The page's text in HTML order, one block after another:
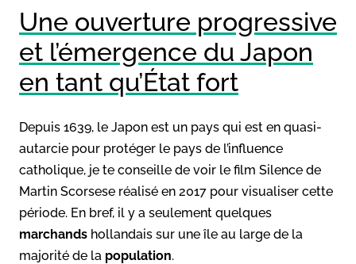
Une ouverture progressive
et l’émergence du Japon
en tant qu’État fort
Depuis 1639, le Japon est un pays qui est en quasi-
autarcie pour protéger le pays de l’influence
catholique, je te conseille de voir le film Silence de
Martin Scorsese réalisé en 2017 pour visualiser cette
période. En bref, il y a seulement quelques
marchands hollandais sur une île au large de la
majorité de la population.